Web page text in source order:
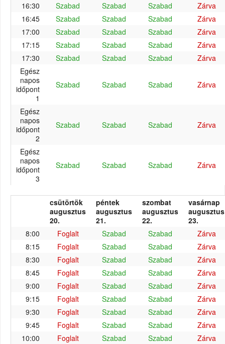
16:30 Szabad Szabad Szabad
Zárva
16:45
Szabad Szabad Szabad
Zárva
17:00
Szabad Szabad Szabad
Zárva
17:15
Szabad Szabad Szabad
Zárva
17:30
Szabad Szabad Szabad
Zárva
Egész
napos
időpont
1
Szabad Szabad Szabad Zárva
Egész
napos
időpont
2
Szabad Szabad Szabad Zárva
Egész
napos
időpont
3
Szabad Szabad Szabad Zárva
csütörtök
augusztus
20.
péntek
augusztus
21.
szombat
augusztus
22.
vasárnap
augusztus
23.
8:00
Foglalt Szabad Szabad
Zárva
8:15
Foglalt Szabad Szabad
Zárva
8:30
Foglalt Szabad Szabad
Zárva
8:45
Foglalt Szabad Szabad
Zárva
9:00
Foglalt Szabad Szabad
Zárva
9:15
Foglalt Szabad Szabad
Zárva
9:30
Foglalt Szabad Szabad
Zárva
9:45
Foglalt Szabad Szabad
Zárva
10:00
Foglalt Szabad Szabad
Zárva